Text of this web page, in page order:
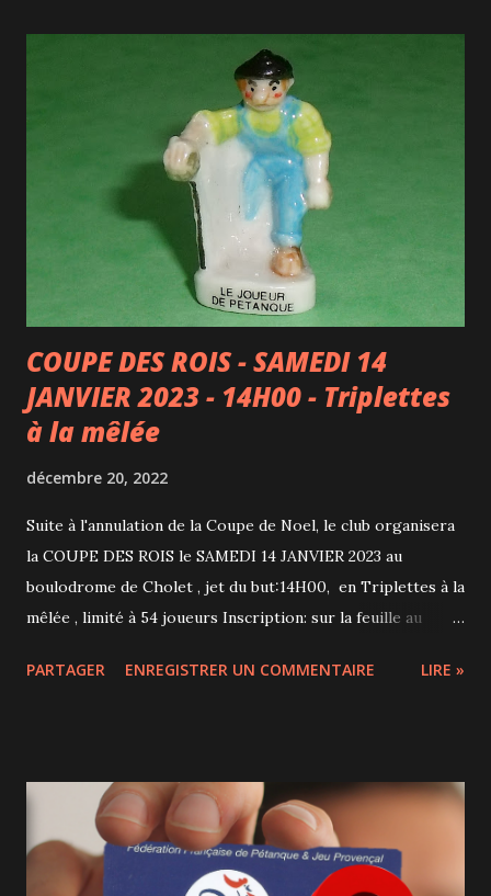
COUPE DES ROIS - SAMEDI 14
JANVIER 2023 - 14H00 - Triplettes
à la mêlée
décembre 20, 2022
Suite à l'annulation de la Coupe de Noel, le club organisera
la COUPE DES ROIS le SAMEDI 14 JANVIER 2023 au
boulodrome de Cholet , jet du but:14H00, en Triplettes à la
mêlée , limité à 54 joueurs Inscription: sur la feuille au
concours interne et remise des diplômes aux Champions et
PARTAGER ENREGISTRER UN COMMENTAIRE LIRE »